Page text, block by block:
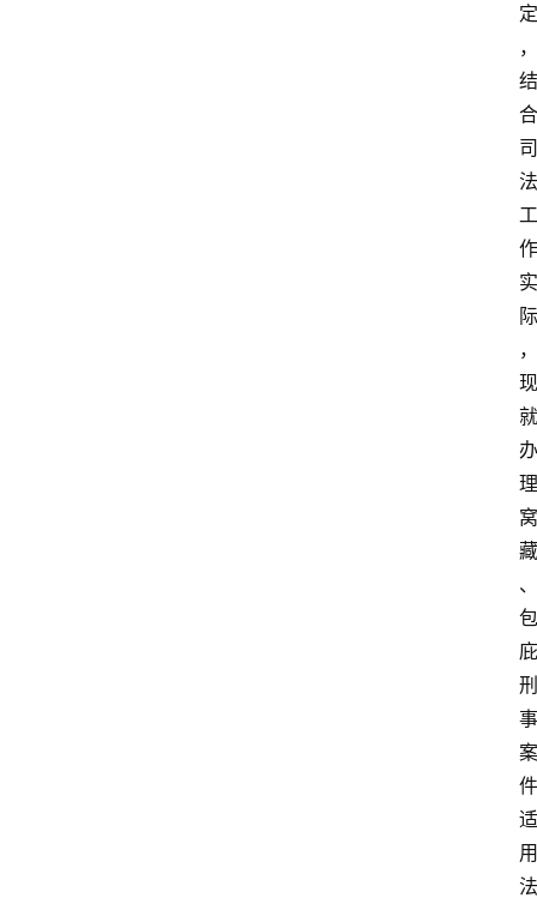
定
，
结
合
司
法
工
作
实
际
，
现
就
办
理
窝
藏
、
包
庇
刑
事
案
件
适
用
法